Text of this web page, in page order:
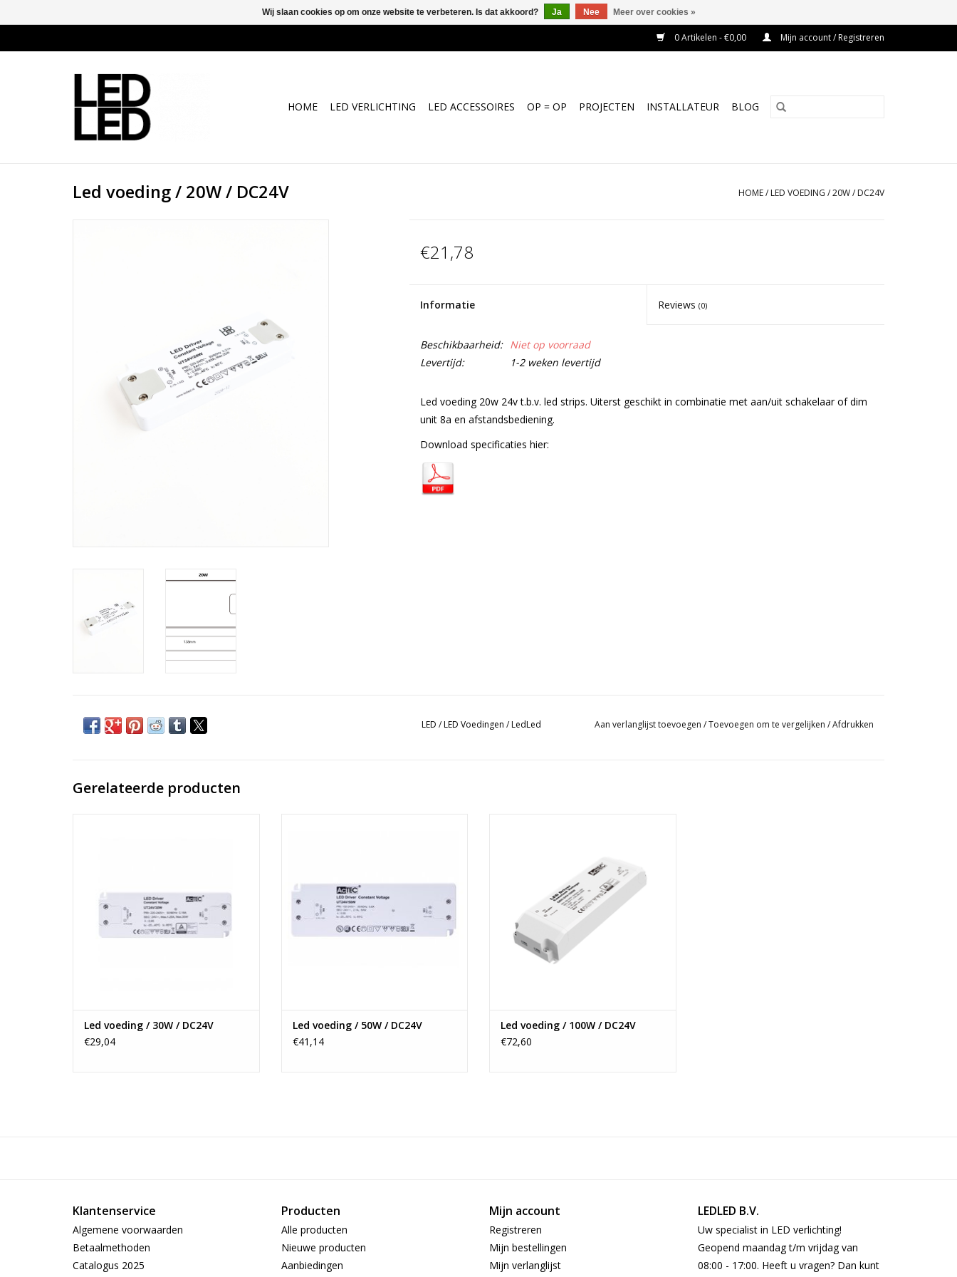
0 Artikelen - €0,00 Mijn account / Registreren
HOME LED VERLICHTING LED ACCESSOIRES OP = OP PROJECTEN INSTALLATEUR BLOG
Led voeding / 20W / DC24V HOME/ LED VOEDING / 20W / DC24V
€21,78
Informatie Reviews(0)
Beschikbaarheid:
Niet op voorraad
Levertijd:
1-2 weken levertijd
Led voeding 20w 24v t.b.v. led strips. Uiterst geschikt in combinatie met aan/uit schakelaar of dim
unit 8a en afstandsbediening.
Download specificaties hier:
LED /LED Voedingen /LedLed Aan verlanglijst toevoegen /Toevoegen om te vergelijken /Afdrukken
Gerelateerde producten
Led voeding / 30W / DC24V
€29,04
Led voeding / 50W / DC24V
€41,14
Led voeding / 100W / DC24V
€72,60
Klantenservice
Algemene voorwaarden
Betaalmethoden
Catalogus 2025
Producten
Alle producten
Nieuwe producten
Aanbiedingen
Mijn account
Registreren
Mijn bestellingen
Mijn verlanglijst
LEDLED B.V.
Uw specialist in LED verlichting!
Geopend maandag t/m vrijdag van
08:00 - 17:00. Heeft u vragen? Dan kunt
Wij slaan cookies op om onze website te verbeteren. Is dat akkoord? Ja Nee Meer over cookies »